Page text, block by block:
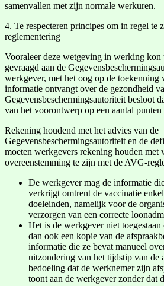
samenvallen met zijn normale werkuren.
4. Te respecteren principes om in regel te
reglementering
Vooraleer deze wetgeving in werking kon
gevraagd aan de
werkgever, met het oog op de toekenning
informatie ontvangt over de gezondheid
Gegevensbeschermingsautoriteit besloot
van het voorontwerp op een aantal punten
Rekening houdend met het advies van de
Gegevensbeschermingsautoriteit en de
moeten werkgevers rekening houden met
overeenstemming te zijn met de AVG-
De werkgever mag de informatie
verkrijgt omtrent de vaccinatie
doeleinden, namelijk voor de
verzorgen van een correcte
Het is de werkgever niet
dan ook een kopie van de
informatie die ze bevat manueel
uitzondering van het tijdstip van de
bedoeling dat de werknemer zijn
toont aan de werkgever zonder dat